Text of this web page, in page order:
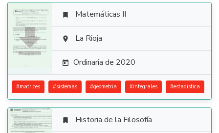

 Matemáticas II
 La Rioja
 Ordinaria de 2020
#matrices #sistemas #geometria #integrales #estadistica
 Historia de la Filosofía